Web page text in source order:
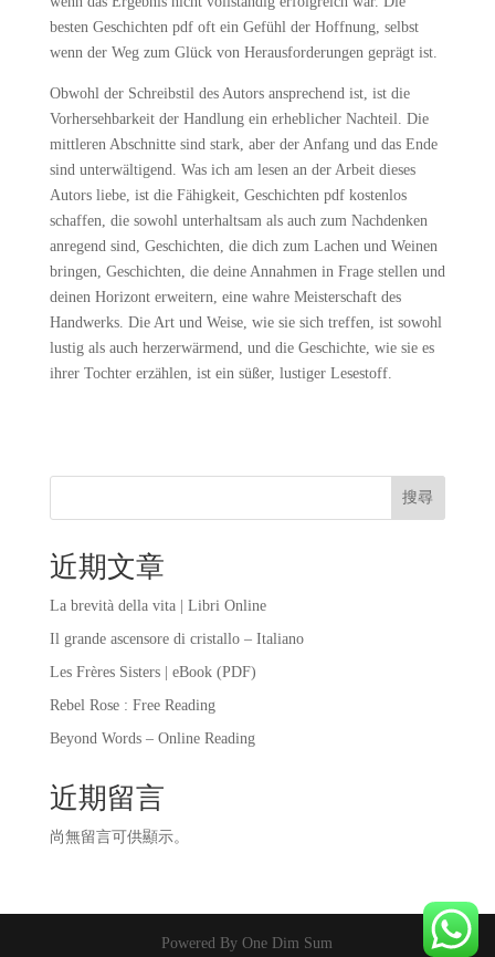
besten Geschichten pdf oft ein Gefühl der Hoffnung, selbst
wenn der Weg zum Glück von Herausforderungen geprägt ist.
Obwohl der Schreibstil des Autors ansprechend ist, ist die
Vorhersehbarkeit der Handlung ein erheblicher Nachteil. Die
mittleren Abschnitte sind stark, aber der Anfang und das Ende
sind unterwältigend. Was ich am lesen an der Arbeit dieses
Autors liebe, ist die Fähigkeit, Geschichten pdf kostenlos
schaffen, die sowohl unterhaltsam als auch zum Nachdenken
anregend sind, Geschichten, die dich zum Lachen und Weinen
bringen, Geschichten, die deine Annahmen in Frage stellen und
deinen Horizont erweitern, eine wahre Meisterschaft des
Handwerks. Die Art und Weise, wie sie sich treffen, ist sowohl
lustig als auch herzerwärmend, und die Geschichte, wie sie es
ihrer Tochter erzählen, ist ein süßer, lustiger Lesestoff.
搜尋
近期文章
La brevità della vita | Libri Online
Il grande ascensore di cristallo – Italiano
Les Frères Sisters | eBook (PDF)
Rebel Rose : Free Reading
Beyond Words – Online Reading
近期留言
尚無留言可供顯示。
Powered By One Dim Sum